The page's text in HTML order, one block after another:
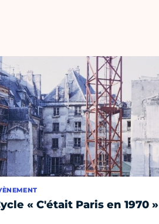
« C'était Paris en 1970 »